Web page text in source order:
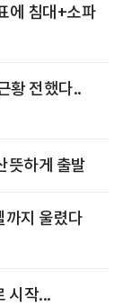
에 침대+소파
황 전했다..
뜻하게 출발
까지 울렸다
시작...